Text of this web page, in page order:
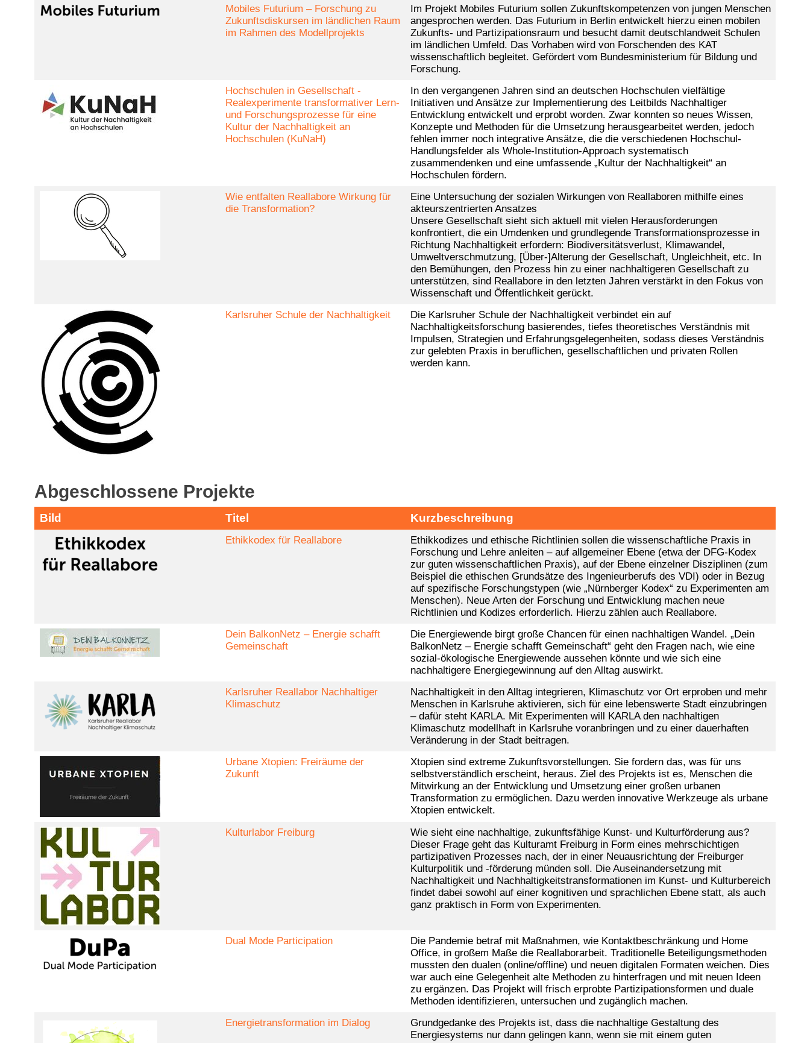
Mobiles Futurium – Forschung zu
Zukunftsdiskursen im ländlichen Raum
im Rahmen des Modellprojekts
Im Projekt Mobiles Futurium sollen Zukunftskompetenzen von jungen Menschen
angesprochen werden. Das Futurium in Berlin entwickelt hierzu einen mobilen
Zukunfts- und Partizipationsraum und besucht damit deutschlandweit Schulen
im ländlichen Umfeld. Das Vorhaben wird von Forschenden des KAT
wissenschaftlich begleitet. Gefördert vom Bundesministerium für Bildung und
Forschung.
Hochschulen in Gesellschaft -
Realexperimente transformativer Lern-
und Forschungsprozesse für eine
Kultur der Nachhaltigkeit an
Hochschulen (KuNaH)
In den vergangenen Jahren sind an deutschen Hochschulen vielfältige
Initiativen und Ansätze zur Implementierung des Leitbilds Nachhaltiger
Entwicklung entwickelt und erprobt worden. Zwar konnten so neues Wissen,
Konzepte und Methoden für die Umsetzung herausgearbeitet werden, jedoch
fehlen immer noch integrative Ansätze, die die verschiedenen Hochschul-
Handlungsfelder als Whole-Institution-Approach systematisch
zusammendenken und eine umfassende „Kultur der Nachhaltigkeit“ an
Hochschulen fördern.
Wie entfalten Reallabore Wirkung für
die Transformation?
Eine Untersuchung der sozialen Wirkungen von Reallaboren mithilfe eines
akteurszentrierten Ansatzes
Unsere Gesellschaft sieht sich aktuell mit vielen Herausforderungen
konfrontiert, die ein Umdenken und grundlegende Transformationsprozesse in
Richtung Nachhaltigkeit erfordern: Biodiversitätsverlust, Klimawandel,
Umweltverschmutzung, [Über-]Alterung der Gesellschaft, Ungleichheit, etc. In
den Bemühungen, den Prozess hin zu einer nachhaltigeren Gesellschaft zu
unterstützen, sind Reallabore in den letzten Jahren verstärkt in den Fokus von
Wissenschaft und Öffentlichkeit gerückt.
Karlsruher Schule der Nachhaltigkeit
Die Karlsruher Schule der Nachhaltigkeit verbindet ein auf
Nachhaltigkeitsforschung basierendes, tiefes theoretisches Verständnis mit
Impulsen, Strategien und Erfahrungsgelegenheiten, sodass dieses Verständnis
zur gelebten Praxis in beruflichen, gesellschaftlichen und privaten Rollen
werden kann.
Abgeschlossene Projekte
Bild Titel Kurzbeschreibung
Ethikkodex für Reallabore
Ethikkodizes und ethische Richtlinien sollen die wissenschaftliche Praxis in
Forschung und Lehre anleiten – auf allgemeiner Ebene (etwa der DFG-Kodex
zur guten wissenschaftlichen Praxis), auf der Ebene einzelner Disziplinen (zum
Beispiel die ethischen Grundsätze des Ingenieurberufs des VDI) oder in Bezug
auf spezifische Forschungstypen (wie „Nürnberger Kodex“ zu Experimenten am
Menschen). Neue Arten der Forschung und Entwicklung machen neue
Richtlinien und Kodizes erforderlich. Hierzu zählen auch Reallabore.
Dein BalkonNetz – Energie schafft
Gemeinschaft
Die Energiewende birgt große Chancen für einen nachhaltigen Wandel. „Dein
BalkonNetz – Energie schafft Gemeinschaft“ geht den Fragen nach, wie eine
sozial-ökologische Energiewende aussehen könnte und wie sich eine
nachhaltigere Energiegewinnung auf den Alltag auswirkt.
Karlsruher Reallabor Nachhaltiger
Klimaschutz
Nachhaltigkeit in den Alltag integrieren, Klimaschutz vor Ort erproben und mehr
Menschen in Karlsruhe aktivieren, sich für eine lebenswerte Stadt einzubringen
– dafür steht KARLA. Mit Experimenten will KARLA den nachhaltigen
Klimaschutz modellhaft in Karlsruhe voranbringen und zu einer dauerhaften
Veränderung in der Stadt beitragen.
Urbane Xtopien: Freiräume der
Zukunft
Xtopien sind extreme Zukunftsvorstellungen. Sie fordern das, was für uns
selbstverständlich erscheint, heraus. Ziel des Projekts ist es, Menschen die
Mitwirkung an der Entwicklung und Umsetzung einer großen urbanen
Transformation zu ermöglichen. Dazu werden innovative Werkzeuge als urbane
Xtopien entwickelt.
Kulturlabor Freiburg
Wie sieht eine nachhaltige, zukunftsfähige Kunst- und Kulturförderung aus?
Dieser Frage geht das Kulturamt Freiburg in Form eines mehrschichtigen
partizipativen Prozesses nach, der in einer Neuausrichtung der Freiburger
Kulturpolitik und -förderung münden soll. Die Auseinandersetzung mit
Nachhaltigkeit und Nachhaltigkeitstransformationen im Kunst- und Kulturbereich
findet dabei sowohl auf einer kognitiven und sprachlichen Ebene statt, als auch
ganz praktisch in Form von Experimenten.
Dual Mode Participation
Die Pandemie betraf mit Maßnahmen, wie Kontaktbeschränkung und Home
Office, in großem Maße die Reallaborarbeit. Traditionelle Beteiligungsmethoden
mussten den dualen (online/offline) und neuen digitalen Formaten weichen. Dies
war auch eine Gelegenheit alte Methoden zu hinterfragen und mit neuen Ideen
zu ergänzen. Das Projekt will frisch erprobte Partizipationsformen und duale
Methoden identifizieren, untersuchen und zugänglich machen.
Energietransformation im Dialog
Grundgedanke des Projekts ist, dass die nachhaltige Gestaltung des
Energiesystems nur dann gelingen kann, wenn sie mit einem guten